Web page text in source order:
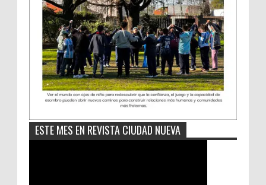
ESTE MES EN REVISTA CIUDAD NUEVA